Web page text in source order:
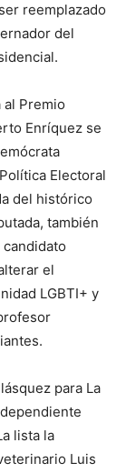
reemplazado
del
al Premio
Enríquez se
Electoral
del histórico
también
el
LGBTI+ y
para La
lista la
Luis